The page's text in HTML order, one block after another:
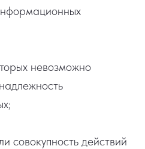
невозможно
совокупность действий